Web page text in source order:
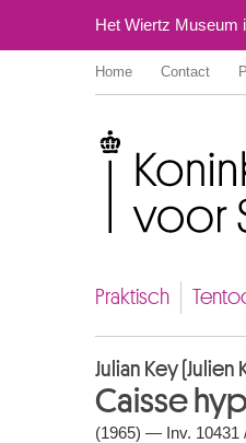
Het Wiertz Museum
Home Contact
Praktisch
Julian Key (Julien
Caisse
(1965) — Inv. 10431